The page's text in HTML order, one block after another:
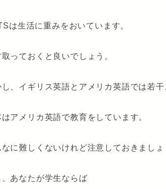
は生活に重みをおいています。
取っておくと良いでしょう。
し、イギリス英語とアメリカ英語では若
はアメリカ英語で教育をしています。
なに難しくないけれど注意しておきましょ
、あなたが学生ならば